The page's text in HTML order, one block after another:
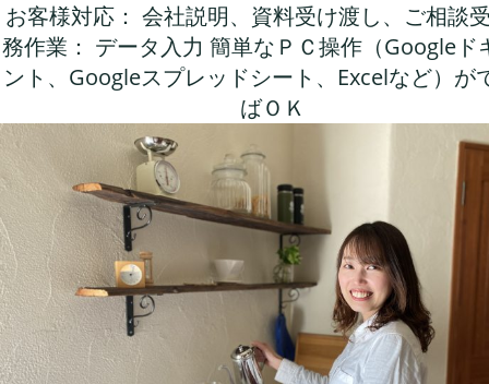
お客様対応： 会社説明、資料受け渡し、ご相談
務作業： データ入力 簡単なＰＣ操作（Googleド
ント、Googleスプレッドシート、Excelなど）が
ばＯＫ